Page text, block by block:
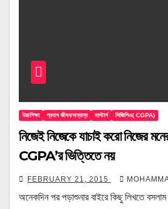
উচ্চশিক্ষা প্রবাস জীবন/অন্যান্য মাস্টার্স সিজিপিএ( CGPA)
নিজেই নিজেকে যাচাই করো নিজের
CGPA’র ভিত্তিতে নয়
FEBRUARY 21, 2015
অনেকদিন পর পড়াশুনার বাইরে কিছু লিখতে